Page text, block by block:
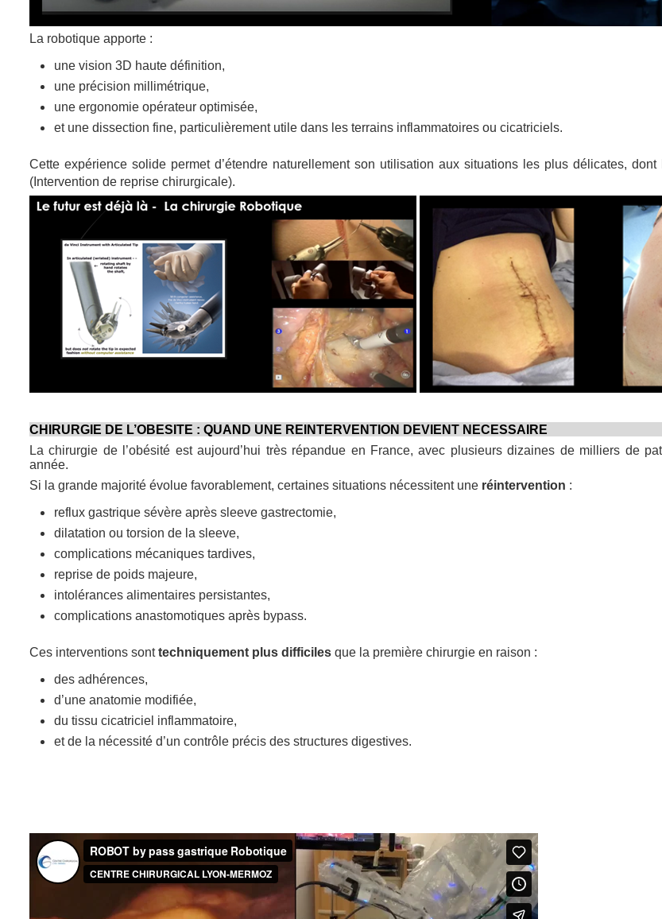
La robotique apporte :
une vision 3D haute définition,
une précision millimétrique,
une ergonomie opérateur optimisée,
et une dissection fine, particulièrement utile dans les terrains inflammatoires ou cicatriciels.
Cette expérience solide permet d’étendre naturellement son utilisation aux situations les plus délicates,
(Intervention de reprise chirurgicale).
CHIRURGIE DE L’OBESITE : QUAND UNE REINTERVENTION DEVIENT NECESSAIRE
La chirurgie de l’obésité est aujourd’hui très répandue en France, avec plusieurs dizaines de milliers de
année.
Si la grande majorité évolue favorablement, certaines situations nécessitent une réintervention :
reflux gastrique sévère après sleeve gastrectomie,
dilatation ou torsion de la sleeve,
complications mécaniques tardives,
reprise de poids majeure,
intolérances alimentaires persistantes,
complications anastomotiques après bypass.
Ces interventions sonttechniquement plus difficiles que la première chirurgie en raison :
des adhérences,
d’une anatomie modifiée,
du tissu cicatriciel inflammatoire,
et de la nécessité d’un contrôle précis des structures digestives.